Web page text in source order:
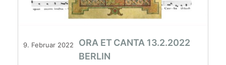
9. Februar 2022
ORA ET CANTA 13.2.2022
BERLIN